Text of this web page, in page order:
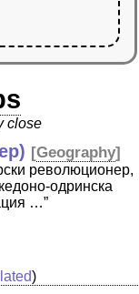
close
[Geography]
революционер,
одринска
…”
)